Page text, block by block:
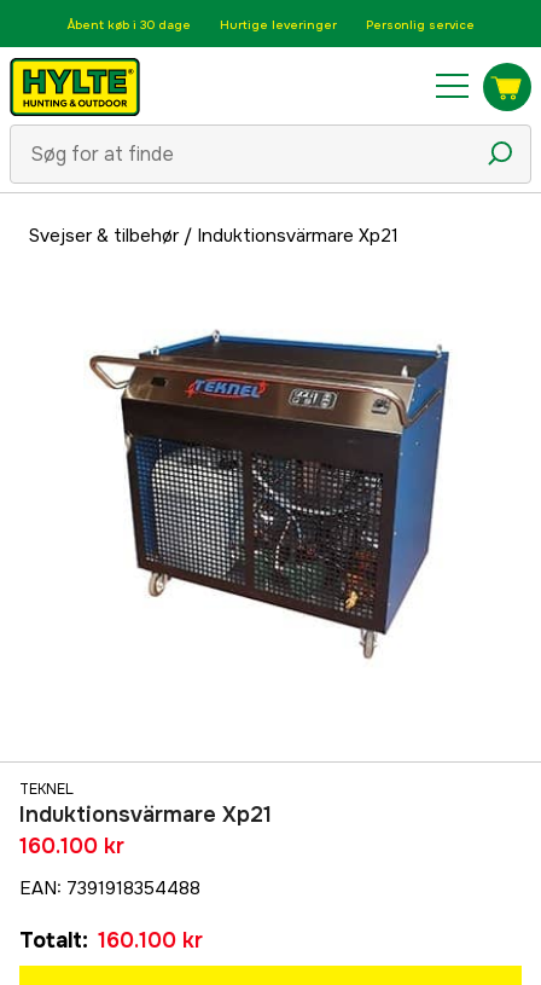
Åbent køb i 30 dage Hurtige leveringer Personlig service
Svejser & tilbehør/ Induktionsvärmare Xp21
TEKNEL
Induktionsvärmare Xp21
160.100 kr
EAN: 7391918354488
Totalt: 160.100 kr